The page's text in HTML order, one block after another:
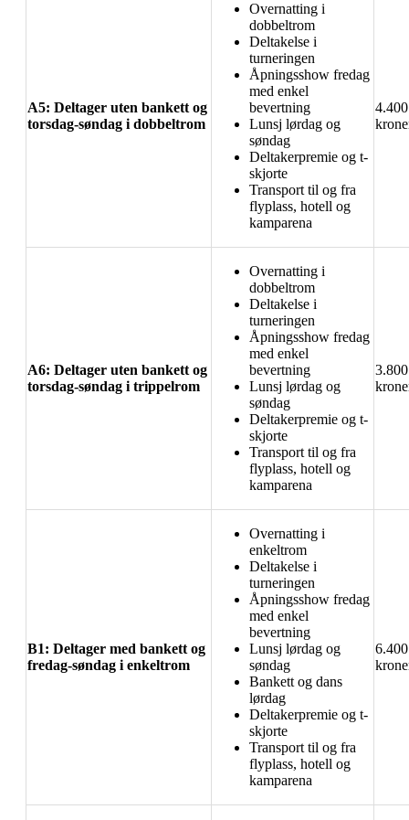
A5: Deltager uten bankett og
torsdag-søndag i dobbeltrom
Overnatting i
dobbeltrom
Deltakelse i
turneringen
Åpningsshow fredag
med enkel
bevertning
Lunsj lørdag og
søndag
Deltakerpremie og t-
skjorte
Transport til og fra
flyplass, hotell og
kamparena
4.400
A6: Deltager uten bankett og
torsdag-søndag i trippelrom
Overnatting i
dobbeltrom
Deltakelse i
turneringen
Åpningsshow fredag
med enkel
bevertning
Lunsj lørdag og
søndag
Deltakerpremie og t-
skjorte
Transport til og fra
flyplass, hotell og
kamparena
3.800
B1: Deltager med bankett og
fredag-søndag i enkeltrom
Overnatting i
enkeltrom
Deltakelse i
turneringen
Åpningsshow fredag
med enkel
bevertning
Lunsj lørdag og
søndag
Bankett og dans
lørdag
Deltakerpremie og t-
skjorte
Transport til og fra
flyplass, hotell og
kamparena
6.400